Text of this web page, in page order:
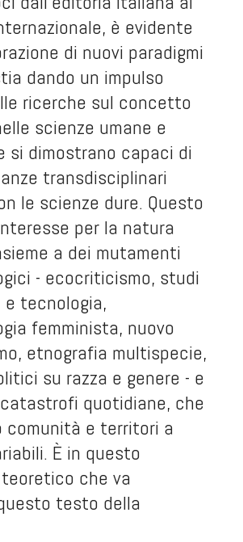
è evidente
di nuovi paradigmi
dando un impulso
ricerche sul concetto
scienze umane e
si dimostrano capaci di
transdisciplinari
le scienze dure. Questo
per la natura
a dei mutamenti
- ecocriticismo, studi
tecnologia,
femminista, nuovo
etnografia multispecie,
su razza e genere - e
quotidiane, che
comunità e territori a
È in questo
che va
testo della